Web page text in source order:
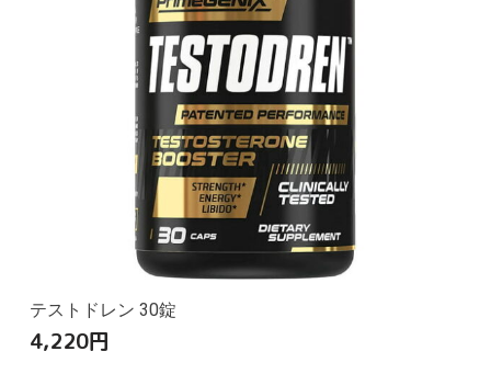
テストドレン 30錠
4,220円